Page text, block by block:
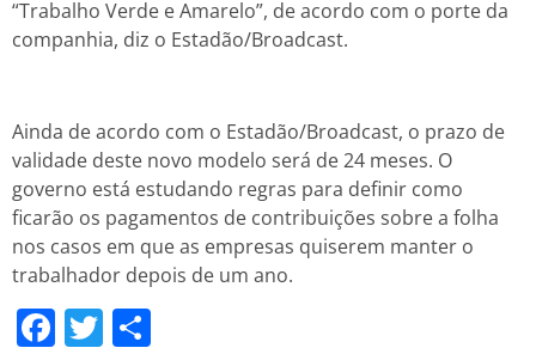
“Trabalho Verde e Amarelo”, de acordo com o porte da
companhia, diz o Estadão/Broadcast.
Ainda de acordo com o Estadão/Broadcast, o prazo de
validade deste novo modelo será de 24 meses. O
governo está estudando regras para definir como
ficarão os pagamentos de contribuições sobre a folha
nos casos em que as empresas quiserem manter o
trabalhador depois de um ano.
Facebook
Twitter